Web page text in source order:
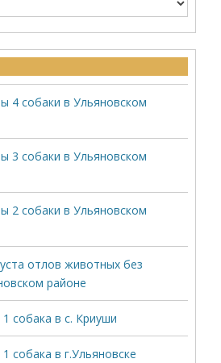
4 собаки в Ульяновском
3 собаки в Ульяновском
2 собаки в Ульяновском
отлов животных без
районе
собака в с. Криуши
собака в г.Ульяновске